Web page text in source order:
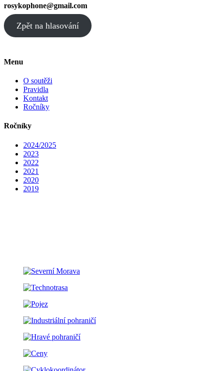
rosykophone@gmail.com
Zpět na hlasování
Menu
O soutěži
Pravidla
Kontakt
Ročníky
Ročníky
2024/2025
2023
2022
2021
2020
2019